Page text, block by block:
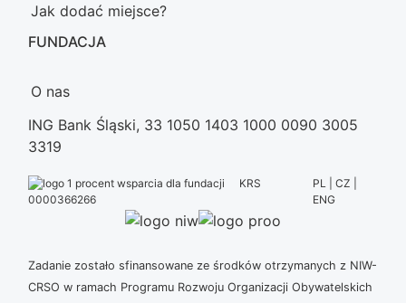
Jak dodać miejsce?
FUNDACJA
O nas
ING Bank Śląski, 33 1050 1403 1000 0090 3005
3319
KRS
0000366266
PL | CZ |
ENG
Zadanie zostało sfinansowane ze środków otrzymanych z NIW-
CRSO w ramach Programu Rozwoju Organizacji Obywatelskich